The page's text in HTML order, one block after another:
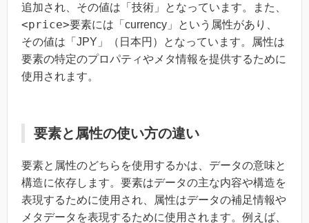
追加され、その値は「技術」となっています。また、
<price>要素には「currency」という属性があり、
その値は「JPY」（日本円）となっています。属性は
要素の特定のプロパティやメタ情報を提供するために
使用されます。
要素と属性の使い方の違い
要素と属性のどちらを使用するかは、データの意味と
構造に依存します。要素はデータの主な内容や構造を
表現するために使用され、属性はデータの補足情報や
メタデータを表現するために使用されます。例えば、